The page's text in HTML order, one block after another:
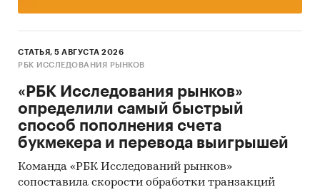
СТАТЬЯ, 5 АВГУСТА 2026
РБК ИССЛЕДОВАНИЯ РЫНКОВ
«РБК Исследования рынков»
определили самый быстрый
способ пополнения счета
букмекера и перевода выигрышей
Команда «РБК Исследований рынков»
сопоставила скорости обработки транзакций